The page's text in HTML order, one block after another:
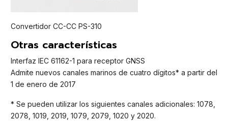
Convertidor CC-CC PS-310
Otras características
Interfaz IEC 61162-1 para receptor GNSS
Admite nuevos canales marinos de cuatro dígitos* a partir del
1 de enero de 2017
* Se pueden utilizar los siguientes canales adicionales: 1078,
2078, 1019, 2019, 1079, 2079, 1020 y 2020.